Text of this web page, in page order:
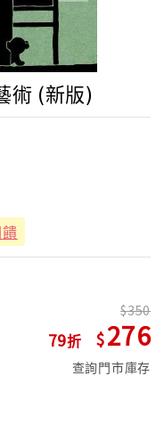
術 (新版)
79
350
276
查詢門市庫存